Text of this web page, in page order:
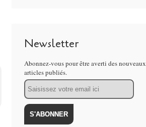
Newsletter
Abonnez-vous pour être averti des nouveaux
articles publiés.
Email